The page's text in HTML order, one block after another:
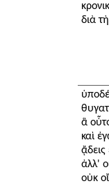
διὰ
ἃ
καὶ
ᾄδεις
ἀλλ'
οὐκ